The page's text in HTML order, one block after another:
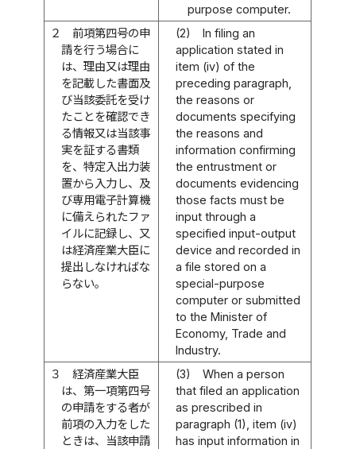
purpose computer.
２
前項第四号の申
請を行う場合に
は、理由又は理由
を記載した書面及
び当該委託を受け
たことを確認でき
る情報又は当該事
実を証する書類
を、特定入出力装
置から入力し、及
び専用電子計算機
に備えられたファ
イルに記録し、又
は経済産業大臣に
提出しなければな
らない。
(2)
In filing an
application stated in
item (iv) of the
preceding paragraph,
the reasons or
documents specifying
the reasons and
information confirming
the entrustment or
documents evidencing
those facts must be
input through a
specified input-output
device and recorded in
a file stored on a
special-purpose
computer or submitted
to the Minister of
Economy, Trade and
Industry.
３
経済産業大臣
は、第一項第四号
の申請をする者が
前項の入力をした
ときは、当該申請
(3)
When a person
that filed an application
as prescribed in
paragraph (1), item (iv)
has input information in